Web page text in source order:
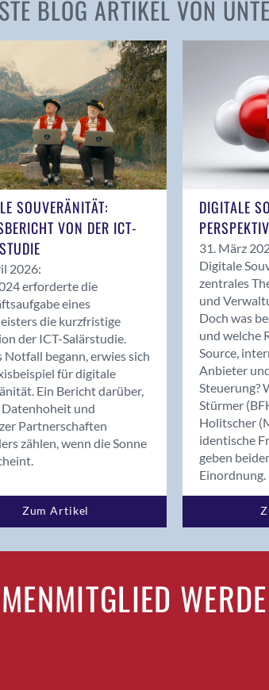
BLOG ARTIKEL VON
SOUVERÄNITÄT:
VON DER ICT-
2026:
erforderte die
eines
die kurzfristige
der ICT-Salärstudie.
Notfall begann, erwies sich
für digitale
Ein Bericht darüber,
und
Partnerschaften
zählen, wenn die Sonne
Zum Artikel
DIGITALE
31. März
Digitale
zentrales
und
Doch was
und welche
Source,
Anbieter
Steuerung?
Stürmer
Holitscher
identische
geben
Einordnung.